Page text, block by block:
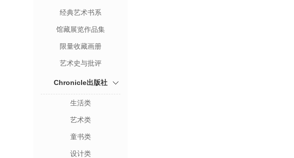
经典艺术书系
馆藏展览作品集
限量收藏画册
艺术史与批评
Chronicle出版社
生活类
艺术类
童书类
设计类